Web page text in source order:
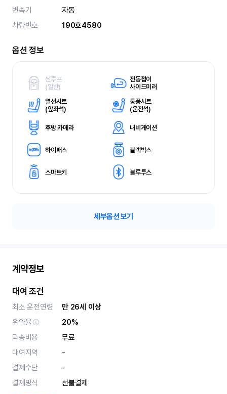
변속기
자동
차량번호
190호4580
옵션 정보
썬루프
(일반)
전동접이
사이드미러
열선시트
(앞좌석)
통풍시트
(운전석)
후방 카메라 내비게이션
하이패스 블랙박스
스마트키 블루투스
세부옵션 보기
계약정보
대여 조건
최소 운전연령
만 26세 이상
위약율
20%
탁송비용
무료
대여지역
-
결제수단
-
결제방식
선불결제